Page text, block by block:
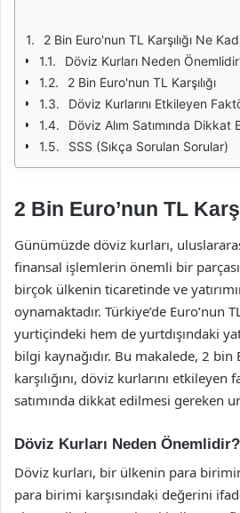
2 Bin Euro'nun TL Karşılığı Ne
Döviz Kurları Neden
2 Bin Euro'nun TL Karşılığı
Döviz Kurlarını Etkileyen
Döviz Alım Satımında Dikkat
SSS (Sıkça Sorulan Sorular)
2 Bin Euro’nun TL
Günümüzde döviz kurları,
finansal işlemlerin önemli bir
birçok ülkenin ticaretinde ve
oynamaktadır. Türkiye’de Euro’nun
yurtiçindeki hem de yurtdışındaki
bilgi kaynağıdır. Bu makalede, 2 bin
karşılığını, döviz kurlarını
satımında dikkat edilmesi gereken
Döviz Kurları Neden Önemlidir?
Döviz kurları, bir ülkenin para
para birimi karşısındaki değerini